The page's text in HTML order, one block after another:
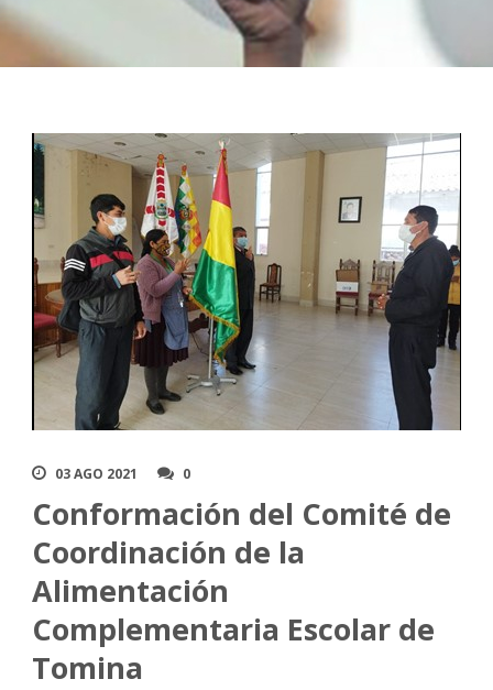
03 AGO 2021 0
Conformación del Comité de
Coordinación de la
Alimentación
Complementaria Escolar de
Tomina